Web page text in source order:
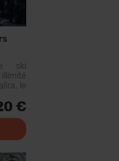
ski
le
ce
de
€